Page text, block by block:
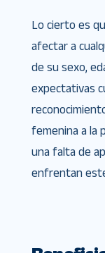
Lo cierto es
afectar a
de su sexo,
expectativas
femenina a la
una falta de
enfrentan